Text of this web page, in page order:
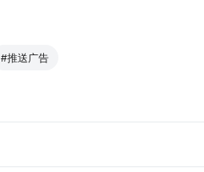
#推送广告